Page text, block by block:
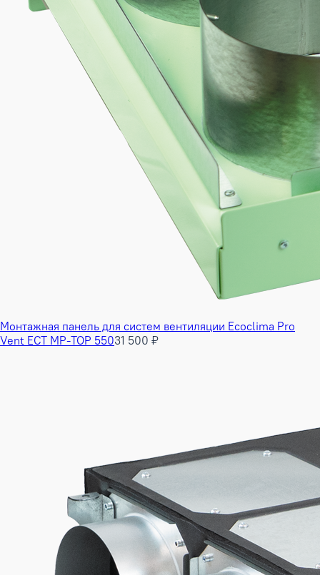
Монтажная панель для систем вентиляции Ecoclima Pro
Vent ECT MP-TOP 55031 500 ₽